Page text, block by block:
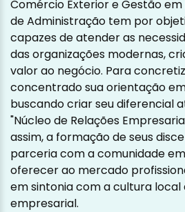
Comércio Exterior e Gestão
de Administração tem por
capazes de atender as
das organizações modernas,
valor ao negócio. Para
concentrado sua orientação
buscando criar seu diferencial
"Núcleo de Relações
assim, a formação de seus
parceria com a comunidade
oferecer ao mercado
em sintonia com a cultura local
empresarial.